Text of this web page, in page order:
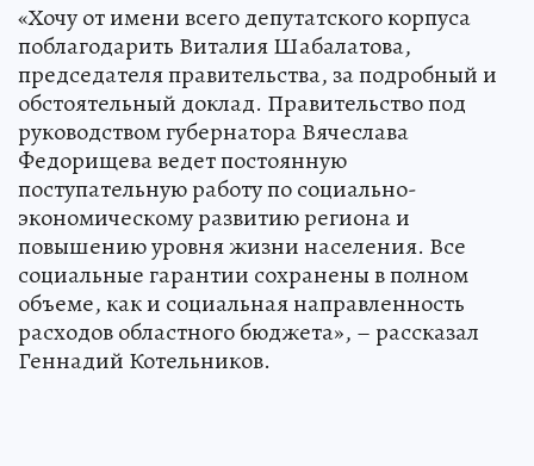
«Хочу от имени всего депутатского корпуса
поблагодарить Виталия Шабалатова,
председателя правительства, за подробный и
обстоятельный доклад. Правительство под
руководством губернатора Вячеслава
Федорищева ведет постоянную
поступательную работу по социально-
экономическому развитию региона и
повышению уровня жизни населения. Все
социальные гарантии сохранены в полном
объеме, как и социальная направленность
расходов областного бюджета», – рассказал
Геннадий Котельников.